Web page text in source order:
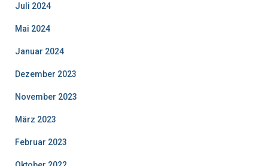
Juli 2024
Mai 2024
Januar 2024
Dezember 2023
November 2023
März 2023
Februar 2023